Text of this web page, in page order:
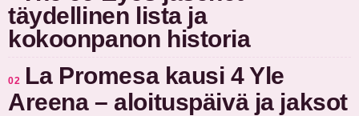
02 La Promesa kausi 4 Yle
Areena – aloituspäivä ja jaksot